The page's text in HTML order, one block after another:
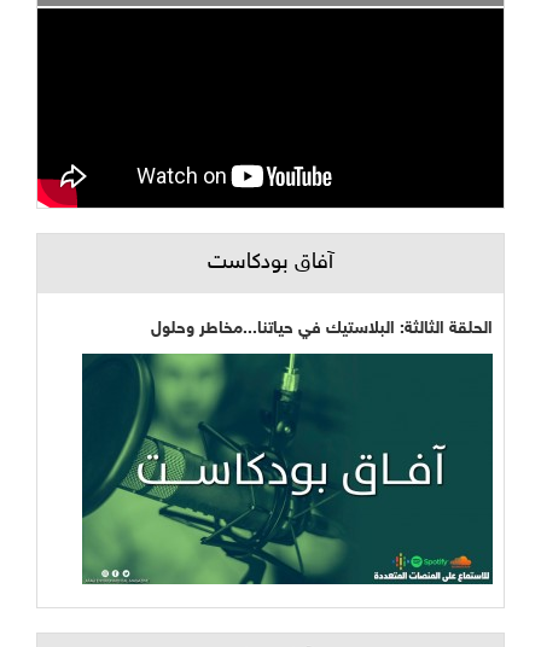
آفاق بودكاست
الحلقة الثالثة: البلاستيك في حياتنا...مخاطر وحلول